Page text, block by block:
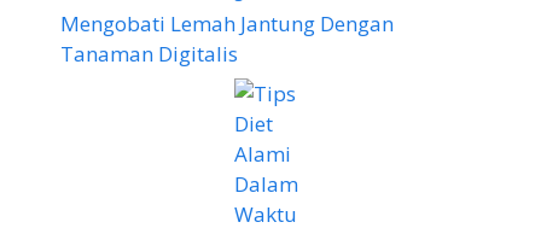
Mengobati Lemah Jantung Dengan
Tanaman Digitalis